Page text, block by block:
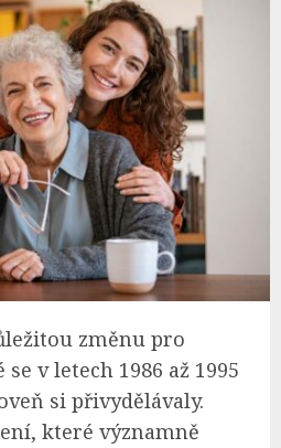
změnu pro
v letech 1986 až 1995
si přivydělávaly.
které významně